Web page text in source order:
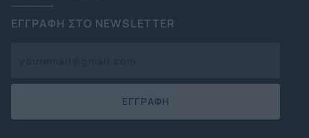
ΕΓΓΡΑΦΗ ΣΤΟ NEWSLETTER
ΕΓΓΡΑΦΗ